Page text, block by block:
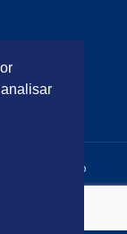
reprodução do
a origem.